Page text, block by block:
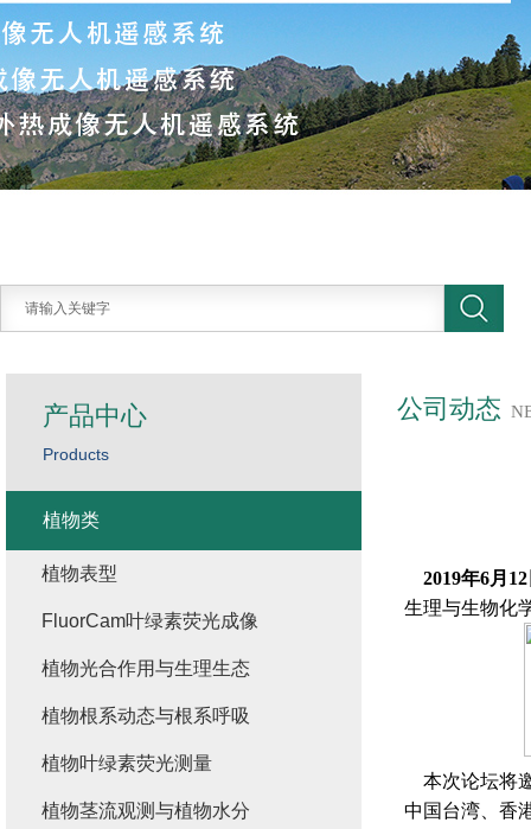
公司动态
2019年6月12
生理与生物化
本次论坛将
中国台湾、香
产品中心
Products
植物类
植物表型
FluorCam叶绿素荧光成像
植物光合作用与生理生态
植物根系动态与根系呼吸
植物叶绿素荧光测量
植物茎流观测与植物水分